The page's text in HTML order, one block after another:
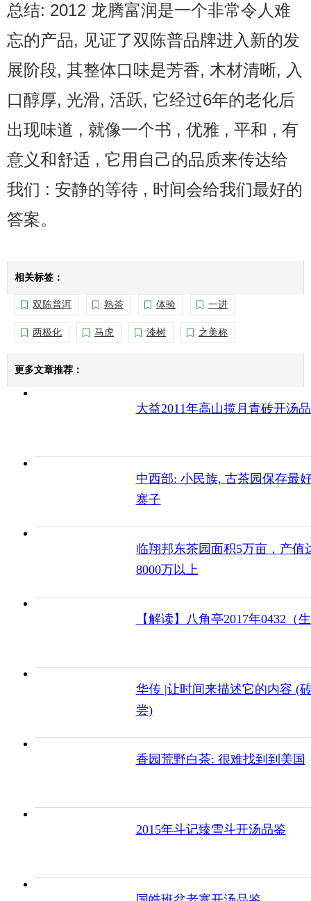
总结: 2012 龙腾富润是一个非常令人难
忘的产品, 见证了双陈普品牌进入新的发
展阶段, 其整体口味是芳香, 木材清晰, 入
口醇厚, 光滑, 活跃, 它经过6年的老化后
出现味道 , 就像一个书 , 优雅 , 平和 , 有
意义和舒适 , 它用自己的品质来传达给
我们 : 安静的等待 , 时间会给我们最好的
答案。
相关标签：
双陈普洱 熟茶 体验 一进
两极化 马虎 漆树 之美称
更多文章推荐：
大益2011年高山揽月青砖开汤
中西部: 小民族, 古茶园保存最
寨子
临翔邦东茶园面积5万亩，产值
8000万以上
【解读】八角亭2017年0432（
华传 |让时间来描述它的内容 (
尝)
香园荒野白茶: 很难找到到美国
2015年斗记臻雪斗开汤品鉴